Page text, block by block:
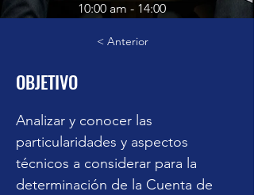
10:00 am - 14:00
pm (Horario
CDMX)
Inscripción y pago
< Anterior
OBJETIVO
Analizar y conocer las
particularidades y aspectos
técnicos a considerar para la
determinación de la Cuenta de